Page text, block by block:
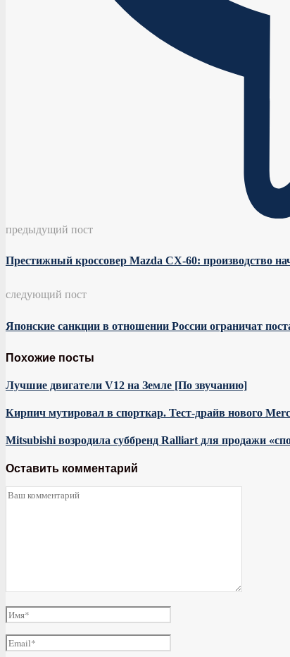
предыдущий пост
Престижный кроссовер Mazda CX-60: производство
следующий пост
Японские санкции в отношении России ограничат
Похожие посты
Лучшие двигатели V12 на Земле [По звучанию]
Кирпич мутировал в спорткар. Тест-драйв нового
Mitsubishi возродила суббренд Ralliart для продажи
Оставить комментарий